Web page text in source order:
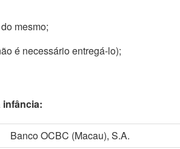
mesmo;
é necessário entregá-lo);
infância:
Banco OCBC (Macau), S.A.